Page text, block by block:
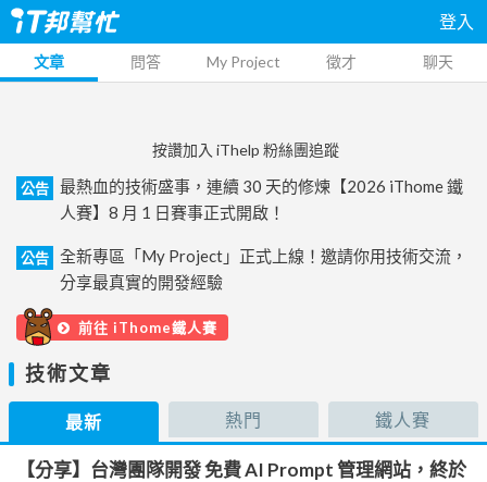
登入
文章 問答 My Project 徵才 聊天
按讚加入 iThelp 粉絲團追蹤
公告
最熱血的技術盛事，連續 30 天的修煉【2026 iThome 鐵
人賽】8 月 1 日賽事正式開啟！
公告
全新專區「My Project」正式上線！邀請你用技術交流，
分享最真實的開發經驗
前往 iThome鐵人賽
技術文章
最新 熱門 鐵人賽
【分享】台灣團隊開發 免費 AI Prompt 管理網站，終於